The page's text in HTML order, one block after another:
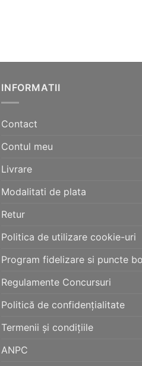
INFORMATII
Contact
Contul meu
Livrare
Modalitati de plata
Retur
Politica de utilizare cookie-uri
Program fidelizare si puncte
Regulamente Concursuri
Politică de confidențialitate
Termenii și condițiile
ANPC